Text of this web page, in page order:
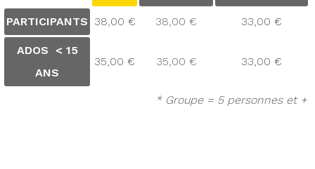
PARTICIPANTS 38,00 € 38,00 € 33,00 €
ADOS < 15
ANS
35,00 € 35,00 € 33,00 €
* Groupe = 5 personnes et +